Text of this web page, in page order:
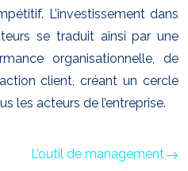
L’investissement dans
se traduit ainsi par une
organisationnelle, de
client, créant un cercle
les acteurs de l’entreprise.
L’outil de management